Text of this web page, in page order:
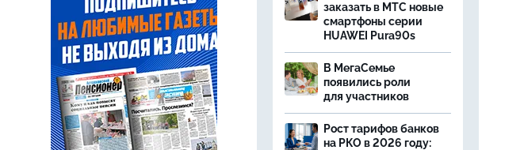
заказать в МТС новые
смартфоны серии
HUAWEI Pura90s
В МегаСемье
появились роли
для участников
Рост тарифов банков
на РКО в 2026 году: